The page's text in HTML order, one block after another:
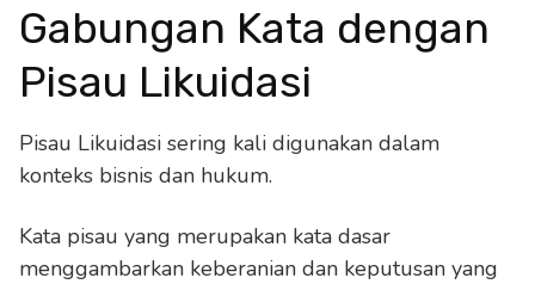
Gabungan Kata dengan
Pisau Likuidasi
Pisau Likuidasi sering kali digunakan dalam
konteks bisnis dan hukum.
Kata pisau yang merupakan kata dasar
menggambarkan keberanian dan keputusan yang